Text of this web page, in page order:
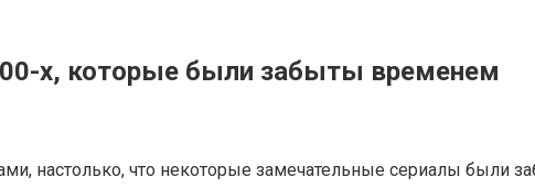
х, которые были забыты временем
настолько, что некоторые замечательные сериалы были